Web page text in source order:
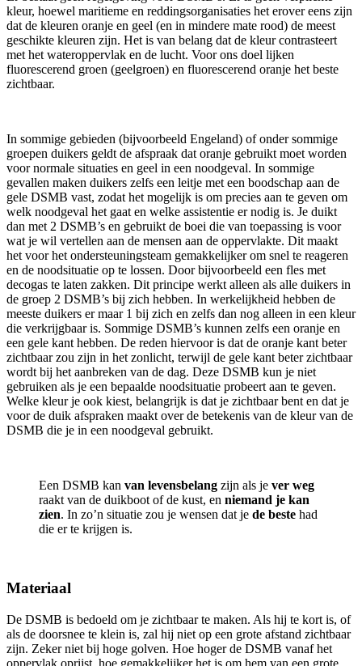
kleur, hoewel maritieme en reddingsorganisaties het erover eens zijn
dat de kleuren oranje en geel (en in mindere mate rood) de meest
geschikte kleuren zijn. Het is van belang dat de kleur contrasteert
met het wateroppervlak en de lucht. Voor ons doel lijken
fluorescerend groen (geelgroen) en fluorescerend oranje het beste
zichtbaar.
In sommige gebieden (bijvoorbeeld Engeland) of onder sommige
groepen duikers geldt de afspraak dat oranje gebruikt moet worden
voor normale situaties en geel in een noodgeval. In sommige
gevallen maken duikers zelfs een leitje met een boodschap aan de
gele DSMB vast, zodat het mogelijk is om precies aan te geven om
welk noodgeval het gaat en welke assistentie er nodig is. Je duikt
dan met 2 DSMB’s en gebruikt de boei die van toepassing is voor
wat je wil vertellen aan de mensen aan de oppervlakte. Dit maakt
het voor het ondersteuningsteam gemakkelijker om snel te reageren
en de noodsituatie op te lossen. Door bijvoorbeeld een fles met
decogas te laten zakken. Dit principe werkt alleen als alle duikers in
de groep 2 DSMB’s bij zich hebben. In werkelijkheid hebben de
meeste duikers er maar 1 bij zich en zelfs dan nog alleen in een kleur
die verkrijgbaar is. Sommige DSMB’s kunnen zelfs een oranje en
een gele kant hebben. De reden hiervoor is dat de oranje kant beter
zichtbaar zou zijn in het zonlicht, terwijl de gele kant beter zichtbaar
wordt bij het aanbreken van de dag. Deze DSMB kun je niet
gebruiken als je een bepaalde noodsituatie probeert aan te geven.
Welke kleur je ook kiest, belangrijk is dat je zichtbaar bent en dat je
voor de duik afspraken maakt over de betekenis van de kleur van de
DSMB die je in een noodgeval gebruikt.
Een DSMB kan van levensbelang zijn als je ver weg
raakt van de duikboot of de kust, en niemand je kan
zien. In zo’n situatie zou je wensen dat je de beste had
die er te krijgen is.
Materiaal
De DSMB is bedoeld om je zichtbaar te maken. Als hij te kort is, of
als de doorsnee te klein is, zal hij niet op een grote afstand zichtbaar
zijn. Zeker niet bij hoge golven. Hoe hoger de DSMB vanaf het
oppervlak oprijst, hoe gemakkelijker het is om hem van een grote